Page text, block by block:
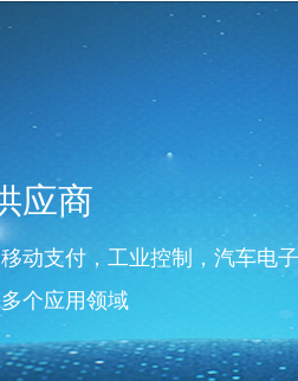
应商
动支付，工业控制，汽车电子
个应用领域